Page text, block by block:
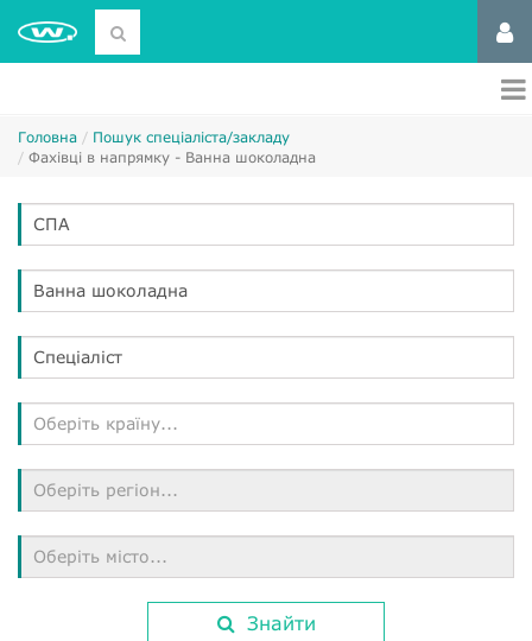
Головна
Пошук спеціаліста/закладу
Фахівці в напрямку - Ванна шоколадна
СПА
Ванна шоколадна
Спеціаліст
Оберіть країну...
Оберіть регіон...
Оберіть місто...
Знайти